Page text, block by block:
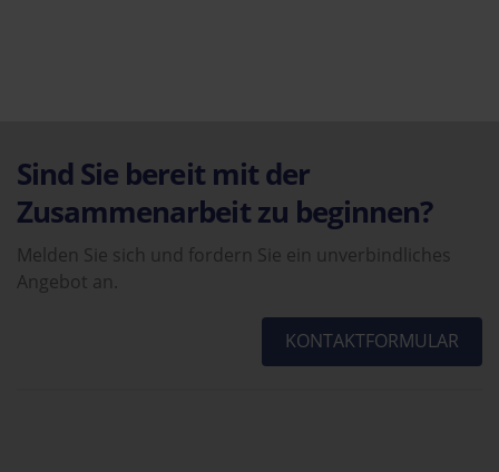
Sind Sie bereit mit der
Zusammenarbeit zu beginnen?
Melden Sie sich und fordern Sie ein unverbindliches
Angebot an.
KONTAKTFORMULAR